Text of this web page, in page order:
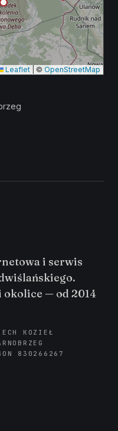
Leaflet © OpenStreetMap
i serwis
okolice — od 2014
KOZIEŁ
830266267